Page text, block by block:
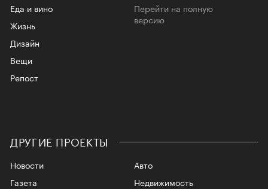
Еда и вино
Жизнь
Дизайн
Вещи
Репост
Перейти на полную
версию
ДРУГИЕ ПРОЕКТЫ
Новости
Газета
Авто
Недвижимость